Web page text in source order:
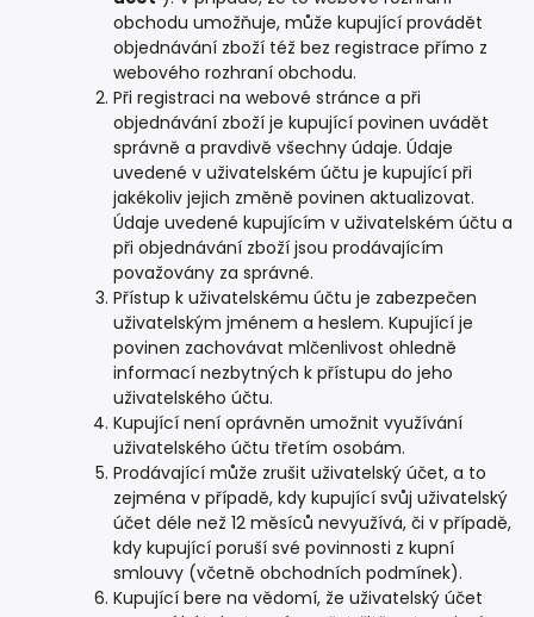
obchodu umožňuje, může kupující provádět
objednávání zboží též bez registrace přímo z
webového rozhraní obchodu.
Při registraci na webové stránce a při
objednávání zboží je kupující povinen uvádět
správně a pravdivě všechny údaje. Údaje
uvedené v uživatelském účtu je kupující při
jakékoliv jejich změně povinen aktualizovat.
Údaje uvedené kupujícím v uživatelském účtu a
při objednávání zboží jsou prodávajícím
považovány za správné.
Přístup k uživatelskému účtu je zabezpečen
uživatelským jménem a heslem. Kupující je
povinen zachovávat mlčenlivost ohledně
informací nezbytných k přístupu do jeho
uživatelského účtu.
Kupující není oprávněn umožnit využívání
uživatelského účtu třetím osobám.
Prodávající může zrušit uživatelský účet, a to
zejména v případě, kdy kupující svůj uživatelský
účet déle než 12 měsíců nevyužívá, či v případě,
kdy kupující poruší své povinnosti z kupní
smlouvy (včetně obchodních podmínek).
Kupující bere na vědomí, že uživatelský účet